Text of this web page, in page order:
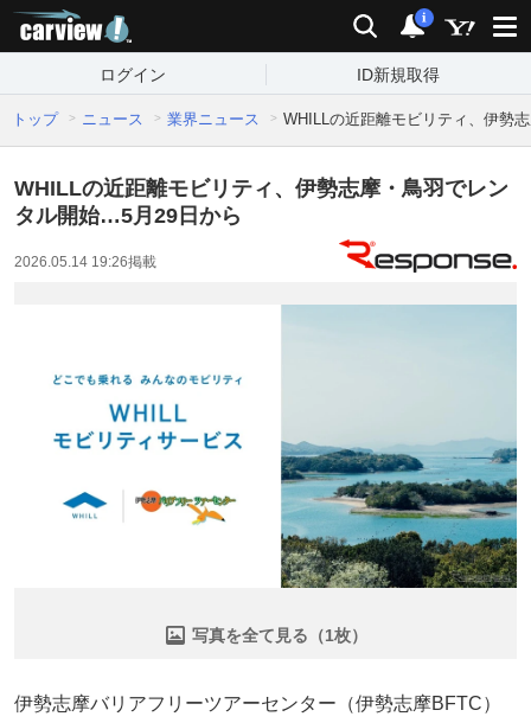
検索 通知
i
ログイン ID新規取得
トップ ニュース 業界ニュース WHILLの近距離モビリティ、伊勢
WHILLの近距離モビリティ、伊勢志摩・鳥羽でレン
タル開始…5月29日から
2026.05.14 19:26掲載
写真を全て見る（1枚）
伊勢志摩バリアフリーツアーセンター（伊勢志摩BFTC）